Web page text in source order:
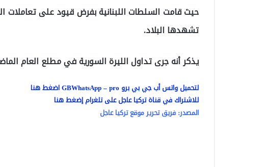
حيث قامت السلطات اللبنانية بفرض قيود على تعاملات
تشهدها البلاد.
يذكر أنه جرى تداول الليرة السورية في مطلع العام الماضي عند 495
لتحميل واتس أب جي بي برو GBWhatsApp – pro اضغط هنا
للاشتراك في قناة تركيا عاجل على تلغرام إضغط هنا
المصدر: فريق تحرير موقع تركيا عاجل